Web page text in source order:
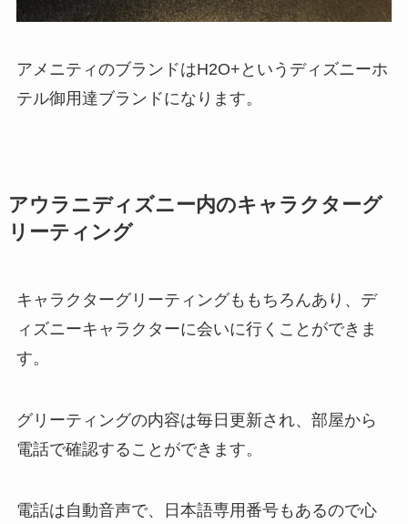
アメニティのブランドはH2O+というディズニーホ
テル御用達ブランドになります。
アウラニディズニー内のキャラクターグ
リーティング
キャラクターグリーティングももちろんあり、デ
ィズニーキャラクターに会いに行くことができま
す。
グリーティングの内容は毎日更新され、部屋から
電話で確認することができます。
電話は自動音声で、日本語専用番号もあるので心